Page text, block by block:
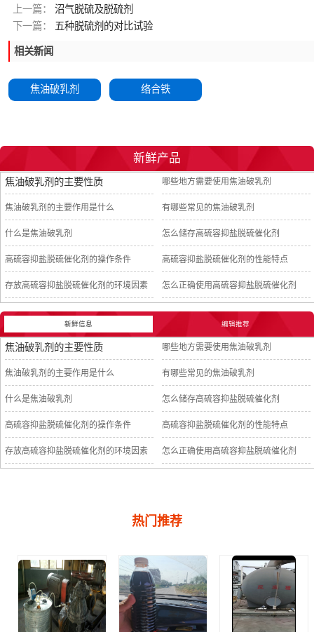
上一篇：
沼气脱硫及脱硫剂
下一篇：
五种脱硫剂的对比试验
相关新闻
焦油破乳剂 络合铁
新鲜产品
焦油破乳剂的主要性质 哪些地方需要使用焦油破乳剂
焦油破乳剂的主要作用是什么 有哪些常见的焦油破乳剂
什么是焦油破乳剂 怎么储存高硫容抑盐脱硫催化剂
高硫容抑盐脱硫催化剂的操作条件 高硫容抑盐脱硫催化剂的性能特点
存放高硫容抑盐脱硫催化剂的环境因素 怎么正确使用高硫容抑盐脱硫催化剂
新鲜信息 编辑推荐
焦油破乳剂的主要性质 哪些地方需要使用焦油破乳剂
焦油破乳剂的主要作用是什么 有哪些常见的焦油破乳剂
什么是焦油破乳剂 怎么储存高硫容抑盐脱硫催化剂
高硫容抑盐脱硫催化剂的操作条件 高硫容抑盐脱硫催化剂的性能特点
存放高硫容抑盐脱硫催化剂的环境因素 怎么正确使用高硫容抑盐脱硫催化剂
热门推荐